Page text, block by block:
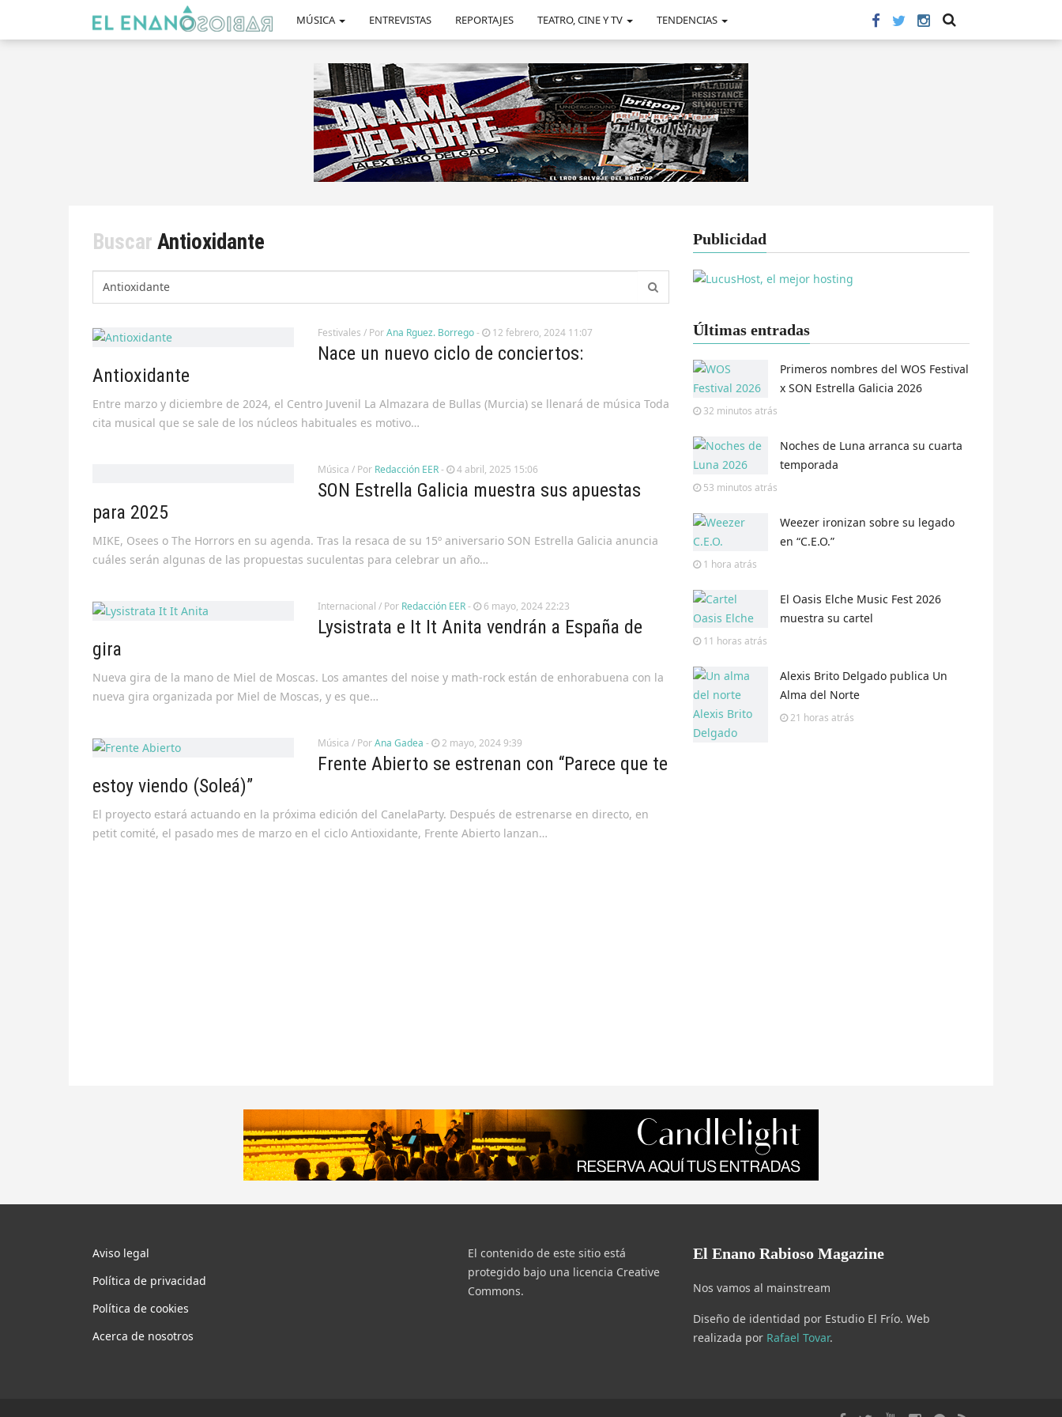
MÚSICA ENTREVISTAS REPORTAJES TEATRO, CINE Y TV TENDENCIAS
Buscar Antioxidante
Buscar:
Festivales / PorAna Rguez. Borrego- 12 febrero, 2024 11:07
Nace un nuevo ciclo de conciertos:
Antioxidante
Entre marzo y diciembre de 2024, el Centro Juvenil La Almazara de Bullas (Murcia) se llenará de música Toda
cita musical que se sale de los núcleos habituales es motivo…
Música / Por Redacción EER- 4 abril, 2025 15:06
SON Estrella Galicia muestra sus apuestas
para 2025
MIKE, Osees o The Horrors en su agenda. Tras la resaca de su 15º aniversario SON Estrella Galicia anuncia
cuáles serán algunas de las propuestas suculentas para celebrar un año…
Internacional / Por Redacción EER- 6 mayo, 2024 22:23
Lysistrata e It It Anita vendrán a España de
gira
Nueva gira de la mano de Miel de Moscas. Los amantes del noise y math-rock están de enhorabuena con la
nueva gira organizada por Miel de Moscas, y es que…
Música / PorAna Gadea - 2 mayo, 2024 9:39
Frente Abierto se estrenan con “Parece que te
estoy viendo (Soleá)”
El proyecto estará actuando en la próxima edición del CanelaParty. Después de estrenarse en directo, en
petit comité, el pasado mes de marzo en el ciclo Antioxidante, Frente Abierto lanzan…
Publicidad
Últimas entradas
Primeros nombres del WOS Festival
x SON Estrella Galicia 2026
32 minutos atrás
Noches de Luna arranca su cuarta
temporada
53 minutos atrás
Weezer ironizan sobre su legado
en “C.E.O.”
1 hora atrás
El Oasis Elche Music Fest 2026
muestra su cartel
11 horas atrás
Alexis Brito Delgado publica Un
Alma del Norte
21 horas atrás
Aviso legal
Política de privacidad
Política de cookies
Acerca de nosotros
El contenido de este sitio está
protegido bajo una licencia Creative
Commons.
El Enano Rabioso Magazine
Nos vamos al mainstream
Diseño de identidad por Estudio El Frío. Web
realizada por Rafael Tovar.